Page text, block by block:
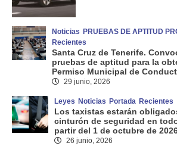
Noticias PRUEBAS DE APTITUD
Recientes
Santa Cruz de Tenerife.
pruebas de aptitud para la
Permiso Municipal de
29 junio, 2026
Leyes Noticias Portada Recientes
Los taxistas estarán
cinturón de seguridad en
partir del 1 de octubre de
26 junio, 2026